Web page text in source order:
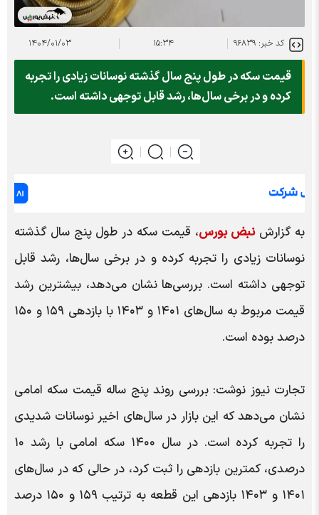
کد خبر: ۹۶۸۳۹ ۱۵:۳۴ ۱۴۰۴/۰۱/۰۳
قیمت سکه در طول پنج سال گذشته نوسانات زیادی را تجربه
کرده و در برخی سال‌ها، رشد قابل توجهی داشته است.
به گزارشنبض بورس، قیمت سکه در طول پنج سال گذشته
نوسانات زیادی را تجربه کرده و در برخی سال‌ها، رشد قابل
توجهی داشته است. بررسی‌ها نشان می‌دهد، بیشترین رشد
قیمت مربوط به سال‌های ۱۴۰۱ و ۱۴۰۳ با بازدهی ۱۵۹ و ۱۵۰
درصد بوده است.
تجارت نیوز نوشت: بررسی روند پنج ساله قیمت سکه امامی
نشان می‌دهد که این بازار در سال‌های اخیر نوسانات شدیدی
را تجربه کرده است. در سال ۱۴۰۰ سکه امامی با رشد ۱۰
درصدی، کمترین بازدهی را ثبت کرد، در حالی که در سال‌های
۱۴۰۱ و ۱۴۰۳ بازدهی این قطعه به ترتیب ۱۵۹ و ۱۵۰ درصد